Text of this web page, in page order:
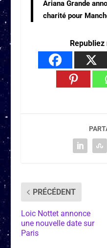
Ariana Grande
charité pour
PRÉCÉDENT
Loic Nottet annonce
une nouvelle date sur
Paris